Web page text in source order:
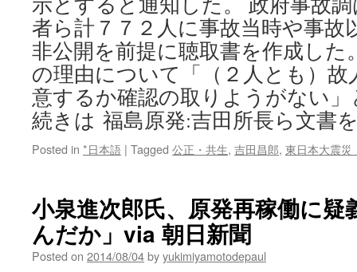
Japan
Focus
者ら計７７２人に事故当時や事故
非公開を前提に聴取書を作成した
の理由について「（２人とも）
意するか確認の取りようがない
続きは 福島原発:吉田所長ら文書
Posted in *日本語 | Tagged 公正・共生, 吉田昌郎, 東日本大震災
小泉進次郎氏、原発再稼働に
んだか」via 朝日新聞
Posted on 2014/08/04byyukimiyamotodepaul